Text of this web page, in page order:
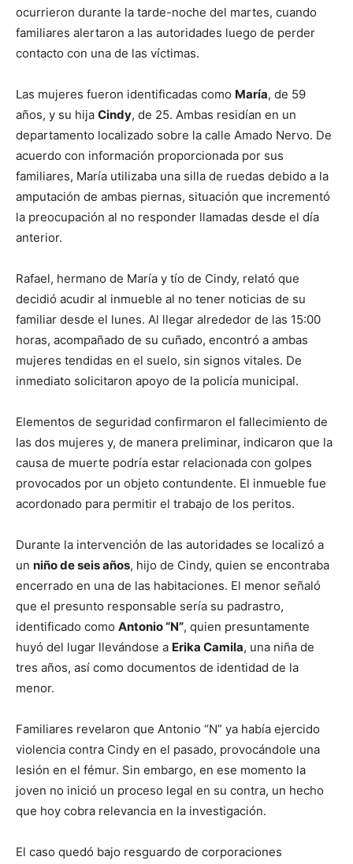
ocurrieron durante la tarde-noche del martes, cuando
familiares alertaron a las autoridades luego de perder
contacto con una de las víctimas.
Las mujeres fueron identificadas como María, de 59
años, y su hija Cindy, de 25. Ambas residían en un
departamento localizado sobre la calle Amado Nervo. De
acuerdo con información proporcionada por sus
familiares, María utilizaba una silla de ruedas debido a la
amputación de ambas piernas, situación que incrementó
la preocupación al no responder llamadas desde el día
anterior.
Rafael, hermano de María y tío de Cindy, relató que
decidió acudir al inmueble al no tener noticias de su
familiar desde el lunes. Al llegar alrededor de las 15:00
horas, acompañado de su cuñado, encontró a ambas
mujeres tendidas en el suelo, sin signos vitales. De
inmediato solicitaron apoyo de la policía municipal.
Elementos de seguridad confirmaron el fallecimiento de
las dos mujeres y, de manera preliminar, indicaron que la
causa de muerte podría estar relacionada con golpes
provocados por un objeto contundente. El inmueble fue
acordonado para permitir el trabajo de los peritos.
Durante la intervención de las autoridades se localizó a
un niño de seis años, hijo de Cindy, quien se encontraba
encerrado en una de las habitaciones. El menor señaló
que el presunto responsable sería su padrastro,
identificado como Antonio “N”, quien presuntamente
huyó del lugar llevándose a Erika Camila, una niña de
tres años, así como documentos de identidad de la
menor.
Familiares revelaron que Antonio “N” ya había ejercido
violencia contra Cindy en el pasado, provocándole una
lesión en el fémur. Sin embargo, en ese momento la
joven no inició un proceso legal en su contra, un hecho
que hoy cobra relevancia en la investigación.
El caso quedó bajo resguardo de corporaciones